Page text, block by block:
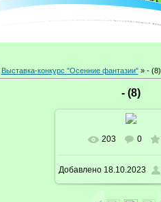
Выставка-конкурс "Осенние фантазии"» - (8)
- (8)
В реальном размере
/ 114.0Kb
203 0
Добавлено18.10.2023